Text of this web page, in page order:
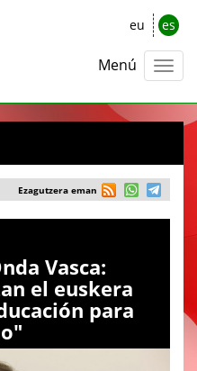
eu es
Menú
Ezagutzera eman
Vasca:
el euskera
para